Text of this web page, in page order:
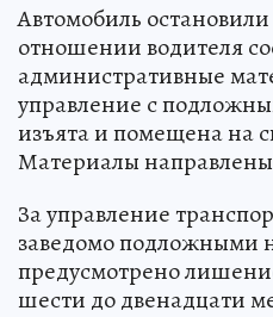
Автомобиль
отношении водителя
административные
управление с
изъята и помещена на
Материалы
За управление
заведомо подложными
предусмотрено
шести до двенадцати